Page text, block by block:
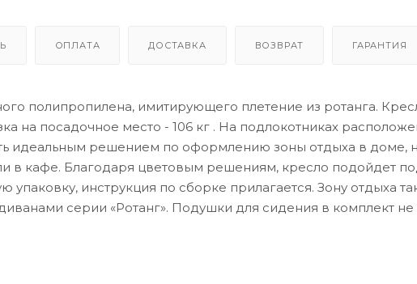
ОПЛАТА ДОСТАВКА ВОЗВРАТ ГАРАНТИЯ
полипропилена, имитирующего плетение из ротанга.
на посадочное место - 106 кг . На подлокотниках
идеальным решением по оформлению зоны отдыха в доме,
в кафе. Благодаря цветовым решениям, кресло подойдет
инструкция по сборке прилагается. Зону отдыха
серии «Ротанг». Подушки для сидения в комплект не